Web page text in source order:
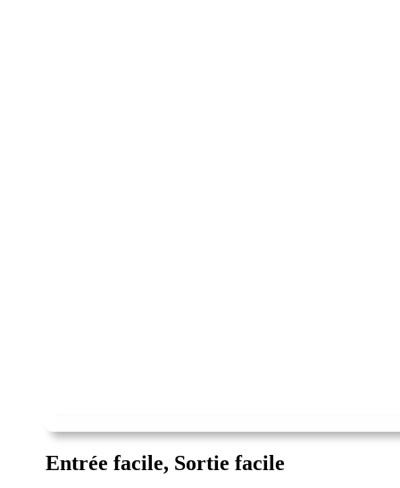
Entrée facile, Sortie facile